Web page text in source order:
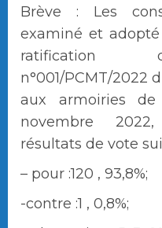
Brève : Les
examiné et
ratification
n°001/PCMT/2022
aux armoiries
novembre
résultats de vote
– pour :120 , 93,8%;
-contre :1 , 0,8%;